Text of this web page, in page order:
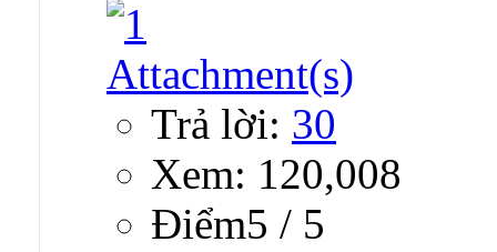
Trả lời: 30
Xem: 120,008
Ðiểm5 / 5